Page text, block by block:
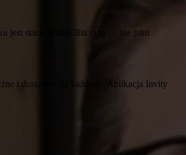
jest stackowanie Bitcoina — nie jako
i dostępne dla każdego. Aplikacja Invity